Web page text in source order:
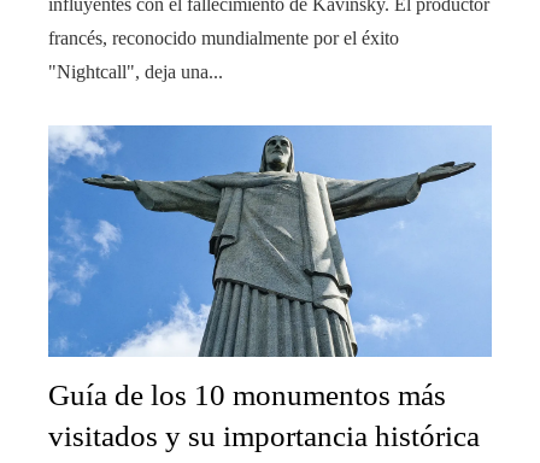
influyentes con el fallecimiento de Kavinsky. El productor
francés, reconocido mundialmente por el éxito
"Nightcall", deja una...
Guía de los 10 monumentos más
visitados y su importancia histórica